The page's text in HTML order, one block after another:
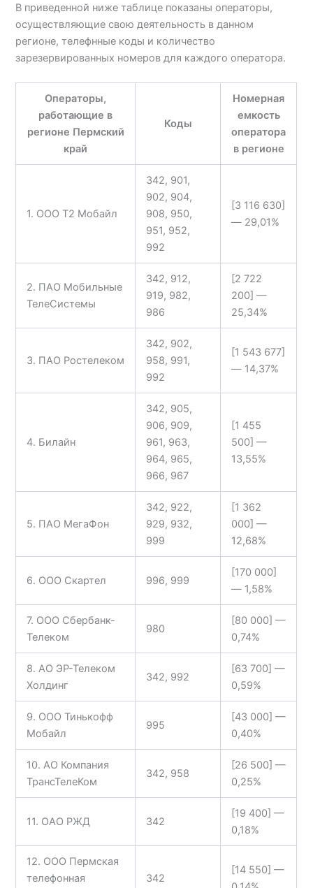
В приведенной ниже таблице показаны операторы,
осуществляющие свою деятельность в данном
регионе, телефнные коды и количество
зарезервированных номеров для каждого оператора.
Операторы,
работающие в
регионе Пермский
край
Коды
Номерная
емкость
оператора
в регионе
1. ООО Т2 Мобайл
342, 901,
902, 904,
908, 950,
951, 952,
992
[3 116 630]
— 29,01%
2. ПАО Мобильные
ТелеСистемы
342, 912,
919, 982,
986
[2 722
200] —
25,34%
3. ПАО Ростелеком
342, 902,
958, 991,
992
[1 543 677]
— 14,37%
4. Билайн
342, 905,
906, 909,
961, 963,
964, 965,
966, 967
[1 455
500] —
13,55%
5. ПАО МегаФон
342, 922,
929, 932,
999
[1 362
000] —
12,68%
6. ООО Скартел 996, 999
[170 000]
— 1,58%
7. ООО Сбербанк-
Телеком
980
[80 000] —
0,74%
8. АО ЭР-Телеком
Холдинг
342, 992
[63 700] —
0,59%
9. ООО Тинькофф
Мобайл
995
[43 000] —
0,40%
10. АО Компания
ТрансТелеКом
342, 958
[26 500] —
0,25%
11. ОАО РЖД 342
[19 400] —
0,18%
12. ООО Пермская
телефонная
342
[14 550] —